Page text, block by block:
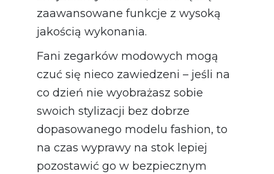
zaawansowane funkcje z wysoką
jakością wykonania.
Fani zegarków modowych mogą
czuć się nieco zawiedzeni – jeśli na
co dzień nie wyobrażasz sobie
swoich stylizacji bez dobrze
dopasowanego modelu fashion, to
na czas wyprawy na stok lepiej
pozostawić go w bezpiecznym